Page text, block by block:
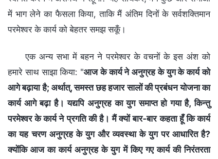
में भाग लेने का फैसला किया, ताकि मैं अंतिम दिनों के सर्वशक्तिमान
परमेश्वर के कार्य को बेहतर समझ सकूँ।
एक अन्य सभा में बहन ने परमेश्वर के वचनों के इस अंश को
हमारे साथ साझा किया: "आज के कार्य ने अनुग्रह के युग के कार्य को
आगे बढ़ाया है; अर्थात्, समस्त छह हजार सालों की प्रबंधन योजना का
कार्य आगे बढ़ा है। यद्यपि अनुग्रह का युग समाप्त हो गया है, किन्तु
परमेश्वर के कार्य ने प्रगति की है। मैं क्यों बार-बार कहता हूँ कि कार्य
का यह चरण अनुग्रह के युग और व्यवस्था के युग पर आधारित है?
क्योंकि आज का कार्य अनुग्रह के युग में किए गए कार्य की निरंतरता